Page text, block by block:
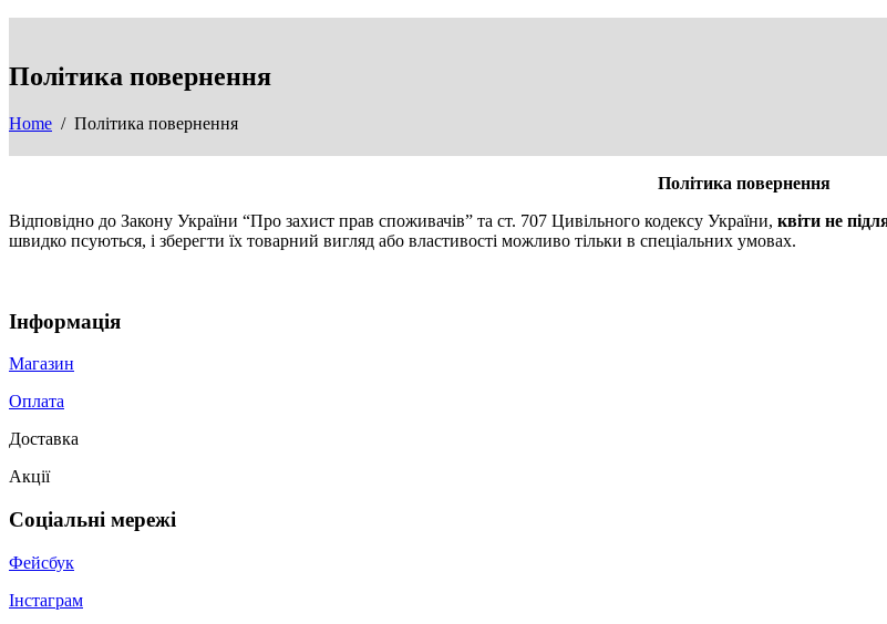
Політика повернення
Home / Політика повернення
Політика повернення
Відповідно до Закону України “Про захист прав споживачів” та ст. 707 Цивільного кодексу України, квіти не
швидко псуються, і зберегти їх товарний вигляд або властивості можливо тільки в спеціальних умовах.
Інформація
Магазин
Оплата
Доставка
Акції
Соціальні мережі
Фейсбук
Інстаграм